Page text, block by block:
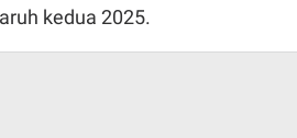
kedua 2025.